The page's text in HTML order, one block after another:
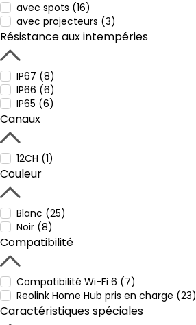
avec spots (16)
avec projecteurs (3)
Résistance aux intempéries
IP67 (8)
IP66 (6)
IP65 (6)
Canaux
12CH (1)
Couleur
Blanc (25)
Noir (8)
Compatibilité
Compatibilité Wi-Fi 6 (7)
Reolink Home Hub pris en charge (23)
Caractéristiques spéciales